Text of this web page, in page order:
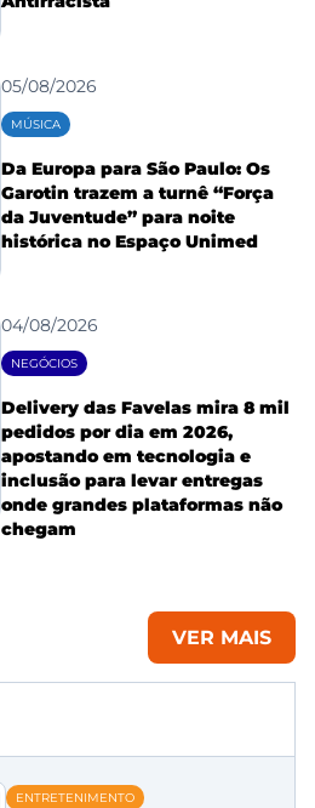
05/08/2026
MÚSICA
Da Europa para São Paulo: Os
Garotin trazem a turnê “Força
da Juventude” para noite
histórica no Espaço Unimed
04/08/2026
NEGÓCIOS
Delivery das Favelas mira 8 mil
pedidos por dia em 2026,
apostando em tecnologia e
inclusão para levar entregas
onde grandes plataformas não
chegam
VER MAIS
ENTRETENIMENTO